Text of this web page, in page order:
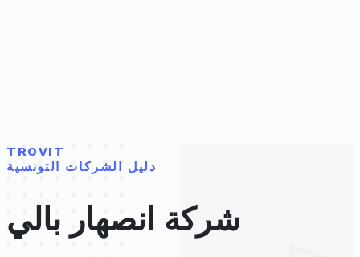
TROVIT
دليل الشركات التونسية
شركة انصهار بالي